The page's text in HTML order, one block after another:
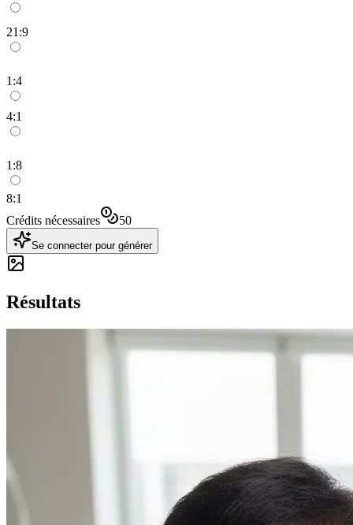
21:9
1:4
4:1
1:8
8:1
Crédits nécessaires
50
Se connecter pour générer
Résultats